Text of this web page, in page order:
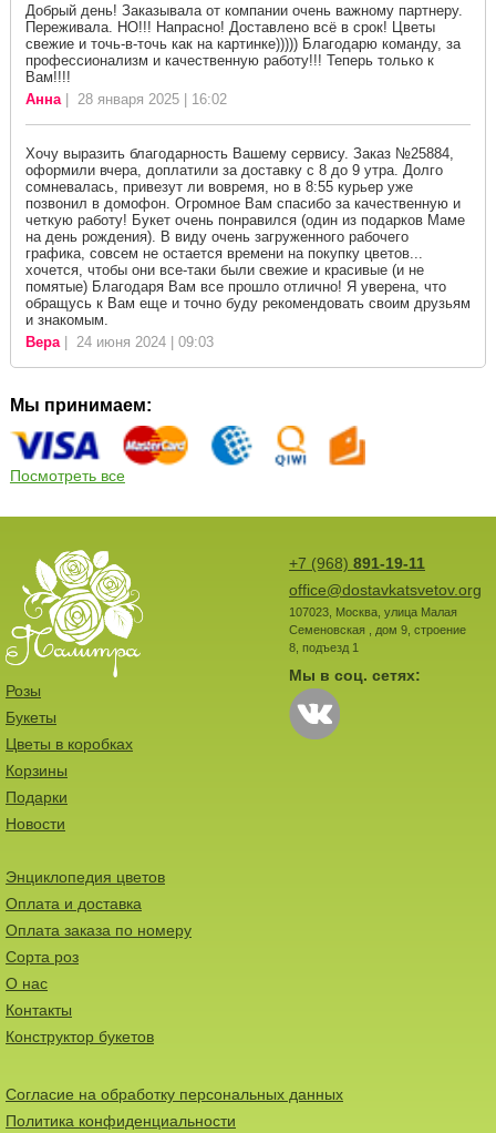
Добрый день! Заказывала от компании очень важному партнеру.
Переживала. НО!!! Напрасно! Доставлено всё в срок! Цветы
свежие и точь-в-точь как на картинке))))) Благодарю команду, за
профессионализм и качественную работу!!! Теперь только к
Вам!!!!
Анна| 28 января 2025 | 16:02
Хочу выразить благодарность Вашему сервису. Заказ №25884,
оформили вчера, доплатили за доставку с 8 до 9 утра. Долго
сомневалась, привезут ли вовремя, но в 8:55 курьер уже
позвонил в домофон. Огромное Вам спасибо за качественную и
четкую работу! Букет очень понравился (один из подарков Маме
на день рождения). В виду очень загруженного рабочего
графика, совсем не остается времени на покупку цветов...
хочется, чтобы они все-таки были свежие и красивые (и не
помятые) Благодаря Вам все прошло отлично! Я уверена, что
обращусь к Вам еще и точно буду рекомендовать своим друзьям
и знакомым.
Вера| 24 июня 2024 | 09:03
Мы принимаем:
Посмотреть все
+7 (968) 891-19-11
office@dostavkatsvetov.org
107023, Москва, улица Малая
Семеновская , дом 9, строение
8, подъезд 1
Мы в соц. сетях:
Розы
Букеты
Цветы в коробках
Корзины
Подарки
Новости
Энциклопедия цветов
Оплата и доставка
Оплата заказа по номеру
Сорта роз
О нас
Контакты
Конструктор букетов
Согласие на обработку персональных данных
Политика конфиденциальности